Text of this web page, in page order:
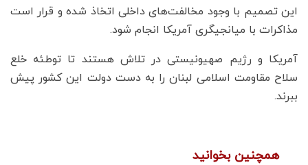
این تصمیم با وجود مخالفت‌های داخلی اتخاذ شده و قرار است
مذاکرات با میانجیگری آمریکا انجام شود.
آمریکا و رژیم صهیونیستی در تلاش هستند تا توطئه خلع
سلاح مقاومت اسلامی لبنان را به دست دولت این کشور پیش
ببرند.
همچنین بخوانید